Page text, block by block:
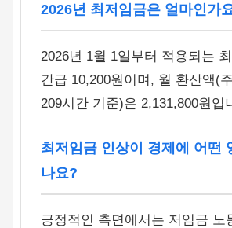
2026년 최저임금은 얼마인가
2026년 1월 1일부터 적용되는
간급 10,200원이며, 월 환산액(
209시간 기준)은 2,131,800원입
최저임금 인상이 경제에 어떤
나요?
긍정적인 측면에서는 저임금 노